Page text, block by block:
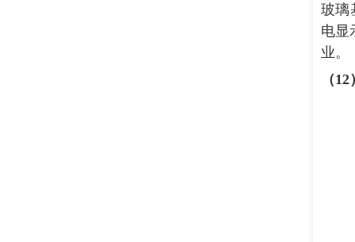
玻璃
电显
业。
（12